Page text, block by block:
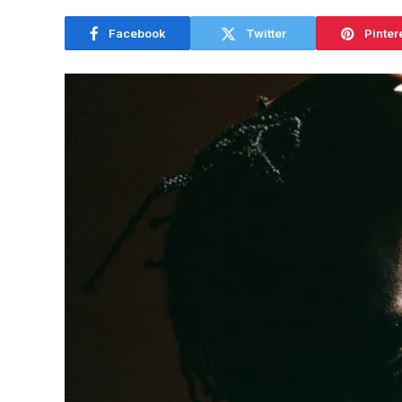
Facebook Twitter